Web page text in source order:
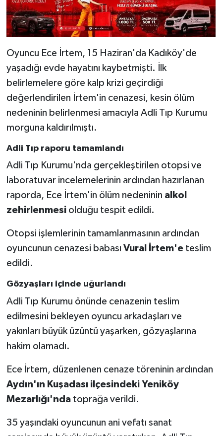
Oyuncu Ece İrtem, 15 Haziran'da Kadıköy'de
yaşadığı evde hayatını kaybetmişti. İlk
belirlemelere göre kalp krizi geçirdiği
değerlendirilen İrtem'in cenazesi, kesin ölüm
nedeninin belirlenmesi amacıyla Adli Tıp Kurumu
morguna kaldırılmıştı.
Adli Tıp raporu tamamlandı
Adli Tıp Kurumu'nda gerçekleştirilen otopsi ve
laboratuvar incelemelerinin ardından hazırlanan
raporda, Ece İrtem'in ölüm nedeninin alkol
zehirlenmesiolduğu tespit edildi.
Otopsi işlemlerinin tamamlanmasının ardından
oyuncunun cenazesi babası Vural İrtem'eteslim
edildi.
Gözyaşları içinde uğurlandı
Adli Tıp Kurumu önünde cenazenin teslim
edilmesini bekleyen oyuncu arkadaşları ve
yakınları büyük üzüntü yaşarken, gözyaşlarına
hakim olamadı.
Ece İrtem, düzenlenen cenaze töreninin ardından
Aydın'ın Kuşadası ilçesindeki Yeniköy
Mezarlığı'ndatoprağa verildi.
35 yaşındaki oyuncunun ani vefatı sanat